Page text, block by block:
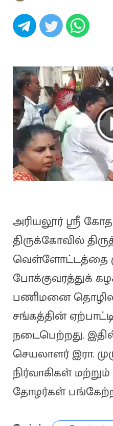
அரியலூர் ஸ்ரீ
திருக்கோவில்
வெள்ளோட்டத்தை
போக்குவரத்துக்
பணிமனை
சங்கத்தின்
நடைபெற்றது.
செயலாளர் இரா.
நிர்வாகிகள்
தோழர்கள்